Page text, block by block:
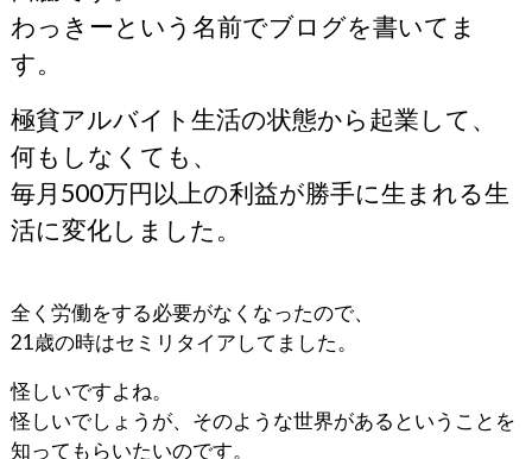
わっきーという名前でブログを書いてま
す。
極貧アルバイト生活の状態から起業して、
何もしなくても、
毎月500万円以上の利益が勝手に生まれる生
活に変化しました。
全く労働をする必要がなくなったので、
21歳の時はセミリタイアしてました。
怪しいですよね。
怪しいでしょうが、そのような世界があるということを
知ってもらいたいのです。